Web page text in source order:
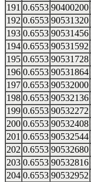
191 0.6553 90400200
192 0.6553 90531320
193 0.6553 90531456
194 0.6553 90531592
195 0.6553 90531728
196 0.6553 90531864
197 0.6553 90532000
198 0.6553 90532136
199 0.6553 90532272
200 0.6553 90532408
201 0.6553 90532544
202 0.6553 90532680
203 0.6553 90532816
204 0.6553 90532952